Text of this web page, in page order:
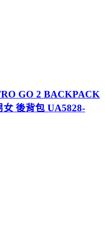
GO 2 BACKPACK
後背包 UA5828-